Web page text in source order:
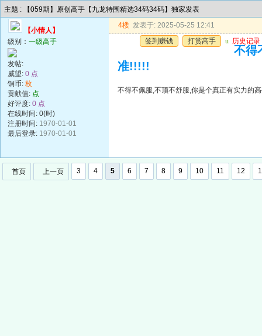
主题 : 【059期】原创高手【九龙特围精选34码34码】独家发表
【小情人】
级别： 一级高手
发帖:
威望: 0 点
铜币: 枚
贡献值: 点
好评度: 0 点
在线时间: 0(时)
注册时间: 1970-01-01
最后登录: 1970-01-01
4楼 发表于: 2025-05-25 12:41
签到赚钱
打赏高手 u 历史记录
不得
准!!!!!
不得不佩服,不顶不舒服,你是个真正有实力的
首页 上一页 3 4 5 6 7 8 9 10 11 12